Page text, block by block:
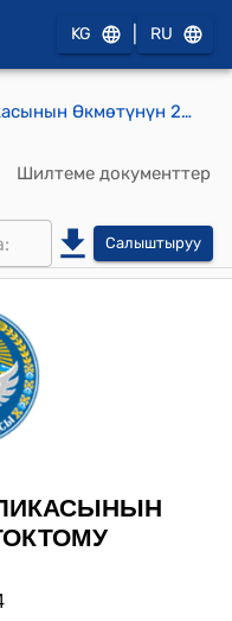
KG RU
Кыргыз Республикасынын Өкмөтүнүн 2021-жылдын 26-февралындагы № 64 "Кыргыз Республикасында Евразия экономикалык бирлигинин бажы чек арасы аркылуу автомобилдик өткөрүү пункттарында мамлекеттик контролдун түрлөрүн жүргүзүүнүн айрым маселелери жөнүндө" токтому
Шилтеме документтер
Салыштыруу